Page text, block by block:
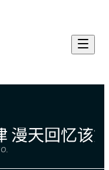
漫天回忆该